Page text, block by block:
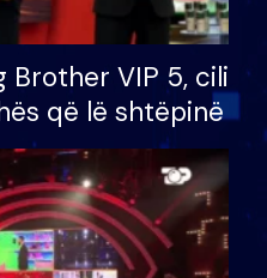
Brother VIP 5, cili
që lë shtëpinë